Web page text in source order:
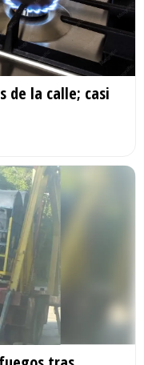
de la calle; casi